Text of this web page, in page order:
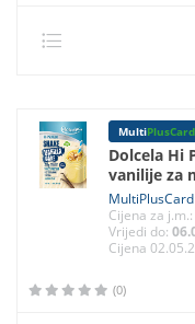
MultiPlusCard
Dolcela Hi
vanilije za
Cijena za
Vrijedi do:
Cijena
(0)